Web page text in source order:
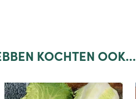
KOCHTEN OOK...